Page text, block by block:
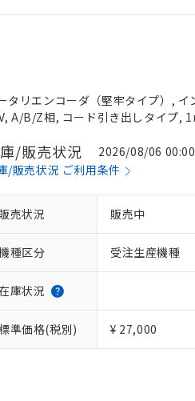
タリエンコーダ（堅牢タイプ）,
A/B/Z相, コード引き出しタイプ,
/販売状況
2026/08/06
/販売状況 ご利用条件
販売状況 販売中
種区分 受注生産機種
庫状況
標準価格(税別) ¥ 27,000